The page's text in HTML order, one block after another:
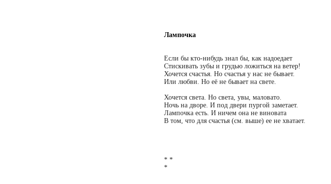
Лампочка
Если бы кто-нибудь знал бы, как надоедает
Стискивать зубы и грудью ложиться на ветер!
Хочется счастья. Но счастья у нас не бывает.
Или любви. Но её не бывает на свете.
Хочется света. Но света, увы, маловато.
Ночь на дворе. И под двери пургой заметает.
Лампочка есть. И ничем она не виновата
В том, что для счастья (см. выше) ее не хватает.
* *
*